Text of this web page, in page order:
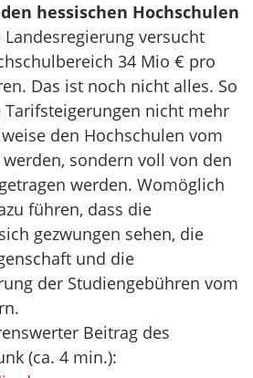
hessischen Hochschulen
Landesregierung versucht
34 Mio € pro
Das ist noch nicht alles. So
Tarifsteigerungen nicht mehr
den Hochschulen vom
sondern voll von den
werden. Womöglich
führen, dass die
gezwungen sehen, die
und die
der Studiengebühren vom
Beitrag des
(ca. 4 min.):